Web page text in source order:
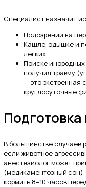
Специалист назначит
Подозрении на
Кашле, одышке и
легких.
Поиске
получил травму
— это экстренная
круглосуточные
Подготовка
В большинстве случаев
если животное
анестезиолог может
(медикаментозный
кормить 8–10 часов